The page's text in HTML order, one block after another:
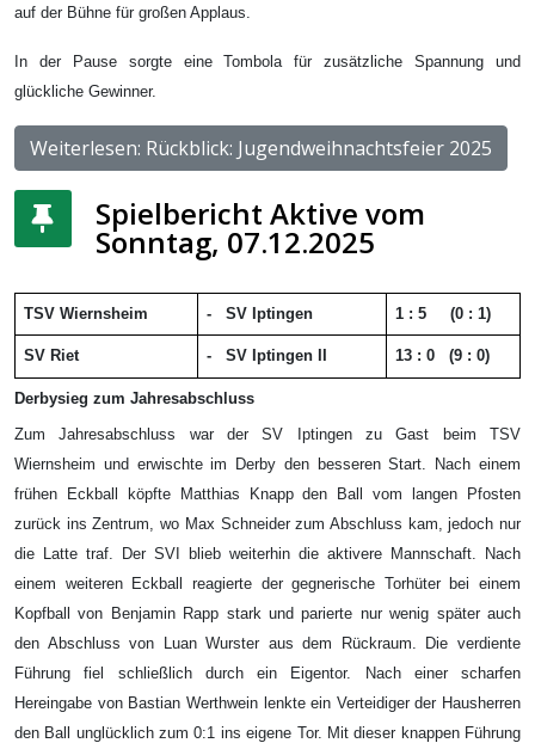
auf der Bühne für großen Applaus.
In der Pause sorgte eine Tombola für zusätzliche Spannung und
glückliche Gewinner.
Weiterlesen: Rückblick: Jugendweihnachtsfeier 2025
Spielbericht Aktive vom
Sonntag, 07.12.2025
TSV Wiernsheim - SV Iptingen 1 : 5 (0 : 1)
SV Riet - SV Iptingen 13 : 0 (9 : 0)
Derbysieg zum Jahresabschluss
Zum Jahresabschluss war der SV Iptingen zu Gast beim TSV
Wiernsheim und erwischte im Derby den besseren Start. Nach einem
frühen Eckball köpfte Matthias Knapp den Ball vom langen Pfosten
zurück ins Zentrum, wo Max Schneider zum Abschluss kam, jedoch nur
die Latte traf. Der SVI blieb weiterhin die aktivere Mannschaft. Nach
einem weiteren Eckball reagierte der gegnerische Torhüter bei einem
Kopfball von Benjamin Rapp stark und parierte nur wenig später auch
den Abschluss von Luan Wurster aus dem Rückraum. Die verdiente
Führung fiel schließlich durch ein Eigentor. Nach einer scharfen
Hereingabe von Bastian Werthwein lenkte ein Verteidiger der Hausherren
den Ball unglücklich zum 0:1 ins eigene Tor. Mit dieser knappen Führung